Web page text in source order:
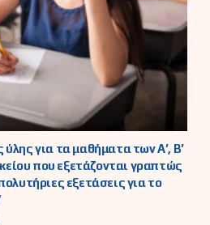
για τα μαθήματα των Α’, Β’
που εξετάζονται γραπτώς
εξετάσεις για το